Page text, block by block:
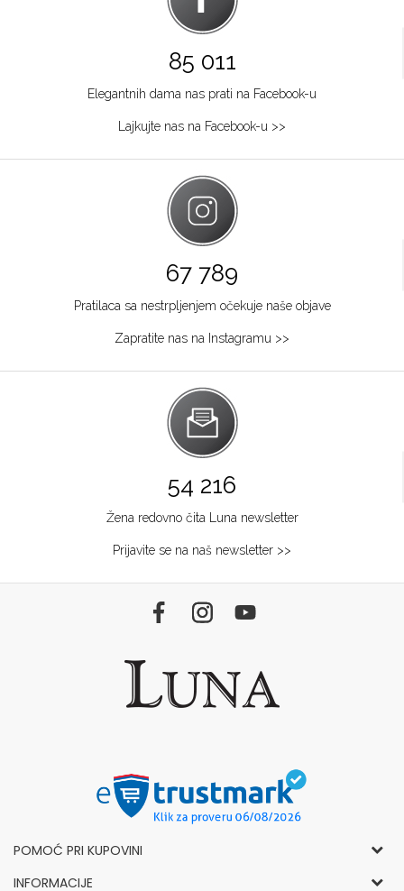
85 011
Elegantnih dama nas prati na Facebook-u
Lajkujte nas na Facebook-u >>
67 789
Pratilaca sa nestrpljenjem očekuje naše objave
Zapratite nas na Instagramu >>
54 216
Žena redovno čita Luna newsletter
Prijavite se na naš newsletter >>
POMOĆ PRI KUPOVINI
Opšti uslovi korišćenja i prodaje
INFORMACIJE